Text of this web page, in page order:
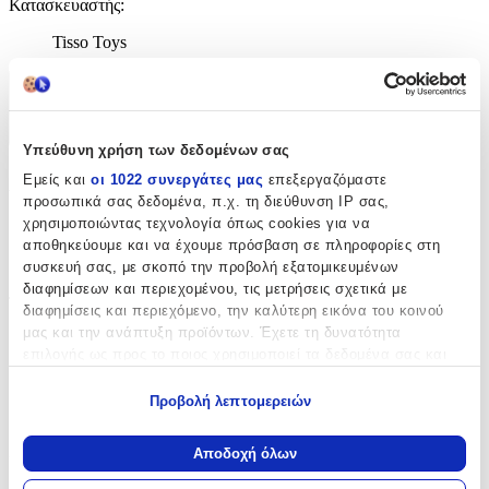
Υπεύθυνη χρήση των δεδομένων σας
Εμείς και οι 1022 συνεργάτες μας επεξεργαζόμαστε
προσωπικά σας δεδομένα, π.χ. τη διεύθυνση IP σας,
χρησιμοποιώντας τεχνολογία όπως cookies για να
αποθηκεύουμε και να έχουμε πρόσβαση σε πληροφορίες στη
συσκευή σας, με σκοπό την προβολή εξατομικευμένων
διαφημίσεων και περιεχομένου, τις μετρήσεις σχετικά με
διαφημίσεις και περιεχόμενο, την καλύτερη εικόνα του κοινού
μας και την ανάπτυξη προϊόντων. Έχετε τη δυνατότητα
Να συλλέξουμε πληροφορίες σχετικά με τη γεωγραφική
σας τοποθεσία, οι οποίες μπορεί να είναι ακριβείς σε
Προβολή λεπτομερειών
Αποδοχή όλων
Κατασκευαστής:
Tisso Toys
Χαρακτηριστικά
Χαρακτηριστικά
με Κλειδαριά:
Όχι
Τύπος
Μπρελόκ